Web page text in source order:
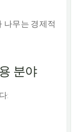
나무는 경제적
분야
: